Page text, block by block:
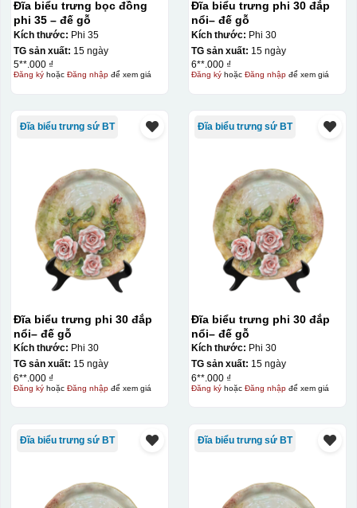
Đĩa biểu trưng bọc đồng
phi 35 – đế gỗ
Kích thước: Phi 35
TG sản xuất: 15 ngày
5**.000 ₫
Đăng kýhoặc Đăng nhậpđể xem giá
Đĩa biểu trưng phi 30 đắp
nổi– đế gỗ
Kích thước: Phi 30
TG sản xuất: 15 ngày
6**.000 ₫
Đăng kýhoặc Đăng nhậpđể xem giá
Đĩa biểu trưng sứ BT
Đĩa biểu trưng phi 30 đắp
nổi– đế gỗ
Kích thước: Phi 30
TG sản xuất: 15 ngày
6**.000 ₫
Đăng kýhoặc Đăng nhậpđể xem giá
Đĩa biểu trưng sứ BT
Đĩa biểu trưng phi 30 đắp
nổi– đế gỗ
Kích thước: Phi 30
TG sản xuất: 15 ngày
6**.000 ₫
Đăng kýhoặc Đăng nhậpđể xem giá
Đĩa biểu trưng sứ BT Đĩa biểu trưng sứ BT